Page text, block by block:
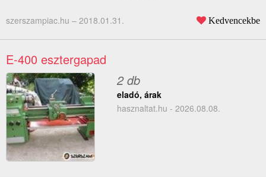
szerszampiac.hu – 2018.01.31. Kedvencekbe
E-400 esztergapad
2 db
eladó, árak
hasznaltat.hu - 2026.08.08.